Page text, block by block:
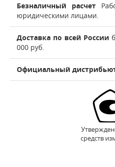
Безналичный расчет
юридическими лицами.
Доставка по всей России
000 руб.
Официальный
средств